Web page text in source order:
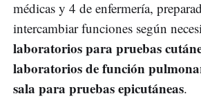
médicas y 4 de enfermería,
intercambiar funciones según
laboratorios para pruebas
laboratorios de función
sala para pruebas epicutáneas.